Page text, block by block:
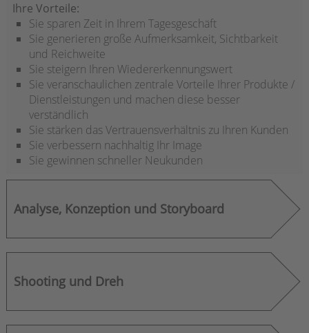
Ihre Vorteile:
Sie sparen Zeit in Ihrem Tagesgeschäft
Sie generieren große Aufmerksamkeit, Sichtbarkeit
und Reichweite
Sie steigern Ihren Wiedererkennungswert
Sie veranschaulichen zentrale Vorteile Ihrer Produkte /
Dienstleistungen und machen diese besser
verständlich
Sie stärken das Vertrauensverhältnis zu Ihren Kunden
Sie verbessern nachhaltig Ihr Image
Sie gewinnen schneller Neukunden
Analyse, Konzeption und Storyboard
Shooting und Dreh